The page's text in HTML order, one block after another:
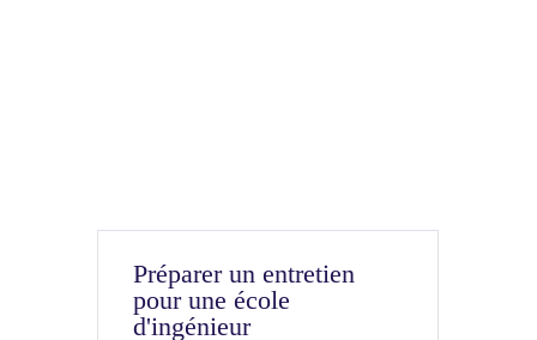
Préparer un entretien
pour une école
d'ingénieur